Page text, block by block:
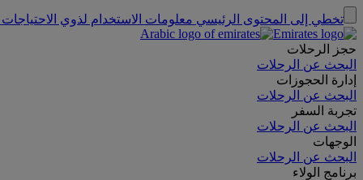
تخطي إلى المحتوى الرئيسي معلومات الاستخدام لذوي
حجز الرحلات
البحث عن الرحلات
إدارة الحجوزات
البحث عن الرحلات
تجربة السفر
البحث عن الرحلات
الوجهات
البحث عن الرحلات
برنامج الولاء